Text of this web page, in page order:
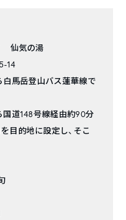
仙気の湯
14
白馬岳登山バス蓮華線で
国道148号線経由約90分
目的地に設定し、そこ